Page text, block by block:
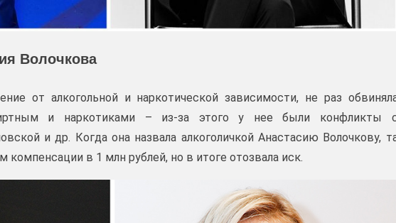
Волочкова
от алкогольной и наркотической зависимости, не раз
и наркотиками – из-за этого у нее были конфликты
и др. Когда она назвала алкоголичкой Анастасию Волочкову,
компенсации в 1 млн рублей, но в итоге отозвала иск.